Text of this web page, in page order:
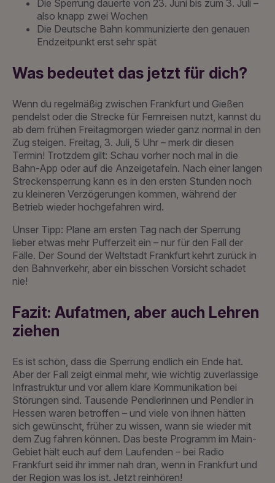
Die Sperrung dauerte von 23. Juni bis zum 3. Juli –
also knapp zwei Wochen
Die Deutsche Bahn kommunizierte den genauen
Endzeitpunkt erst sehr spät
Was bedeutet das jetzt für dich?
Wenn du regelmäßig zwischen Frankfurt und Gießen
pendelst oder die Strecke für Fernreisen nutzt, kannst du
ab dem frühen Freitagmorgen wieder ganz normal in den
Zug steigen. Freitag, 3. Juli, 5 Uhr – merk dir diesen
Termin! Trotzdem gilt: Schau vorher noch mal in die
Bahn-App oder auf die Anzeigetafeln. Nach einer langen
Streckensperrung kann es in den ersten Stunden noch
zu kleineren Verzögerungen kommen, während der
Betrieb wieder hochgefahren wird.
Unser Tipp: Plane am ersten Tag nach der Sperrung
lieber etwas mehr Pufferzeit ein – nur für den Fall der
Fälle. Der Sound der Weltstadt Frankfurt kehrt zurück in
den Bahnverkehr, aber ein bisschen Vorsicht schadet
nie!
Fazit: Aufatmen, aber auch Lehren
ziehen
Es ist schön, dass die Sperrung endlich ein Ende hat.
Aber der Fall zeigt einmal mehr, wie wichtig zuverlässige
Infrastruktur und vor allem klare Kommunikation bei
Störungen sind. Tausende Pendlerinnen und Pendler in
Hessen waren betroffen – und viele von ihnen hätten
sich gewünscht, früher zu wissen, wann sie wieder mit
dem Zug fahren können. Das beste Programm im Main-
Gebiet hält euch auf dem Laufenden – bei Radio
Frankfurt seid ihr immer nah dran, wenn in Frankfurt und
der Region was los ist. Jetzt reinhören!